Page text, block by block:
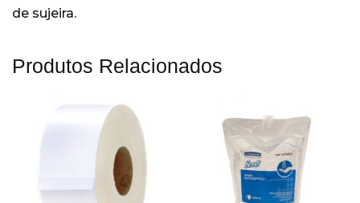
Wiper (22)
de sujeira.
Produtos Relacionados